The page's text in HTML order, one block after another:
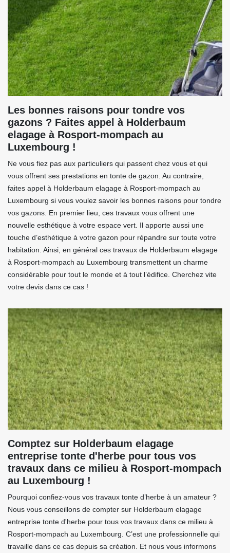
Les bonnes raisons pour tondre vos
gazons ? Faites appel à Holderbaum
elagage à Rosport-mompach au
Luxembourg !
Ne vous fiez pas aux particuliers qui passent chez vous et qui
vous offrent ses prestations en tonte de gazon. Au contraire,
faites appel à Holderbaum elagage à Rosport-mompach au
Luxembourg si vous voulez savoir les bonnes raisons pour tondre
vos gazons. En premier lieu, ces travaux vous offrent une
nouvelle esthétique à votre espace vert. Il apporte aussi une
touche d’esthétique à votre gazon pour répandre sur toute votre
habitation. Ainsi, en général ces travaux de Holderbaum elagage
à Rosport-mompach au Luxembourg transmettent un charme
considérable pour tout le monde et à tout l’édifice. Cherchez vite
votre devis dans ce cas !
Comptez sur Holderbaum elagage
entreprise tonte d'herbe pour tous vos
travaux dans ce milieu à Rosport-mompach
au Luxembourg !
Pourquoi confiez-vous vos travaux tonte d’herbe à un amateur ?
Nous vous conseillons de compter sur Holderbaum elagage
entreprise tonte d'herbe pour tous vos travaux dans ce milieu à
Rosport-mompach au Luxembourg. C’est une professionnelle qui
travaille dans ce cas depuis sa création. Et nous vous informons